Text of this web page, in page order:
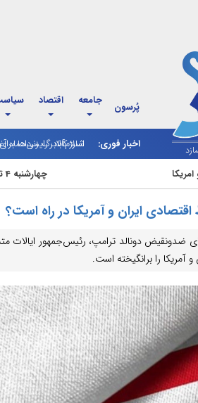
پُرسون جامعه اقتصاد
اخبار فوری: اسلام‌آباد: رایزنی‌ها
شارژ کالابرگ مردادماه
امریکا چهارشنبه 4 تیر 1404 - 07:58
ایران و آمریکا در راه است؟
ضدونقیض دونالد ترامپ، رئیس‌جمهور ایالات
آمریکا را برانگیخته است.